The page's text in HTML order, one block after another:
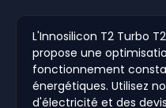
L'Innosilicon T2 Turbo
propose une
fonctionnement
énergétiques. Utilisez
d'électricité et des